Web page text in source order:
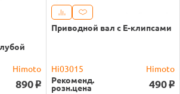
Himoto
890 o
Приводной вал c Е-клипсами
Hi03015
Himoto
Рекоменд.
розн.цена 490 o